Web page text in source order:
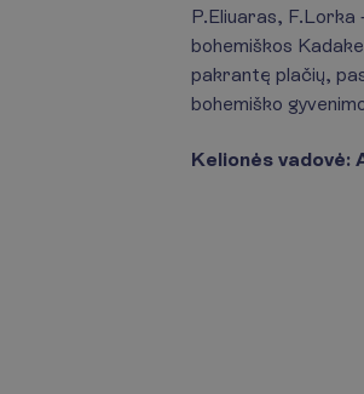
P.Eliuaras, F.Lorka
bohemiškos
pakrantę plačių,
bohemiško
Kelionės vadovė: